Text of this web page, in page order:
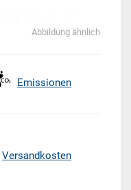
Abbildung ähnlich
Emissionen
Versandkosten